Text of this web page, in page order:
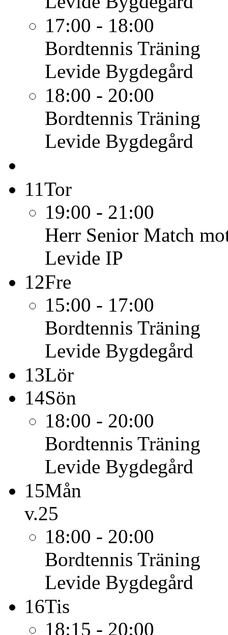
17:00 - 18:00
Bordtennis Träning
Levide Bygdegård
18:00 - 20:00
Bordtennis Träning
Levide Bygdegård
11Tor
19:00 - 21:00
Herr Senior Match
Levide IP
12Fre
15:00 - 17:00
Bordtennis Träning
Levide Bygdegård
13Lör
14Sön
18:00 - 20:00
Bordtennis Träning
Levide Bygdegård
15Mån
v.25
18:00 - 20:00
Bordtennis Träning
Levide Bygdegård
16Tis
18:15 - 20:00